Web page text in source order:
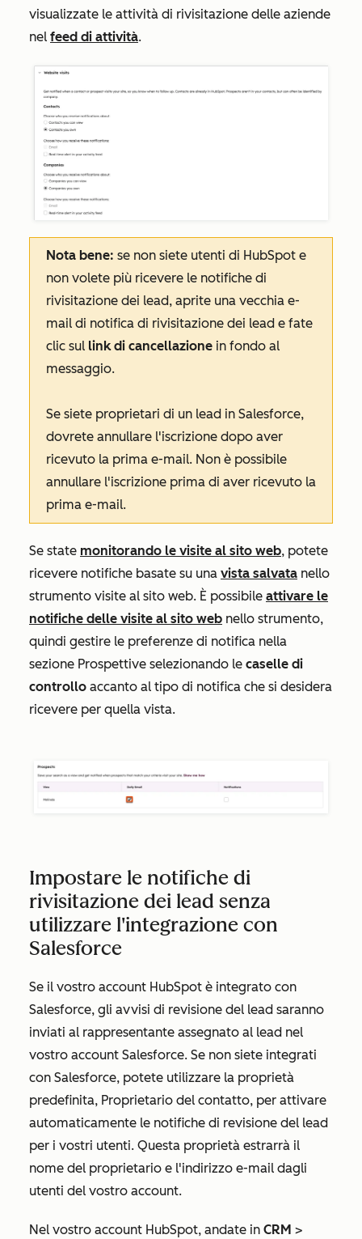
visualizzate le attività di rivisitazione delle aziende
nel feed di attività.
Nota bene: se non siete utenti di HubSpot e
non volete più ricevere le notifiche di
rivisitazione dei lead, aprite una vecchia e-
mail di notifica di rivisitazione dei lead e fate
clic sul link di cancellazione in fondo al
messaggio.
Se siete proprietari di un lead in Salesforce,
dovrete annullare l'iscrizione dopo aver
ricevuto la prima e-mail. Non è possibile
annullare l'iscrizione prima di aver ricevuto la
prima e-mail.
Se state monitorando le visite al sito web, potete
ricevere notifiche basate su una vista salvata nello
strumento visite al sito web. È possibile attivare le
notifiche delle visite al sito web nello strumento,
quindi gestire le preferenze di notifica nella
sezione Prospettive selezionando le caselle di
controllo accanto al tipo di notifica che si desidera
ricevere per quella vista.
Impostare le notifiche di
rivisitazione dei lead senza
utilizzare l'integrazione con
Salesforce
Se il vostro account HubSpot è integrato con
Salesforce, gli avvisi di revisione del lead saranno
inviati al rappresentante assegnato al lead nel
vostro account Salesforce. Se non siete integrati
con Salesforce, potete utilizzare la proprietà
predefinita, Proprietario del contatto, per attivare
automaticamente le notifiche di revisione del lead
per i vostri utenti. Questa proprietà estrarrà il
nome del proprietario e l'indirizzo e-mail dagli
utenti del vostro account.
Nel vostro account HubSpot, andate in CRM >